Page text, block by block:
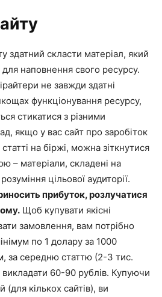
здатний скласти матеріал, який
наповнення свого ресурсу.
не завжди здатні
функціонування ресурсу,
стикатися з різними
якщо у вас сайт про заробіток
на біржі, можна зіткнутися
– матеріали, складені на
цільової аудиторії.
прибуток, розлучатися
Щоб купувати якісні
замовлення, вам потрібно
по 1 долару за 1000
за середню статтю (2-3 тис.
60-90 рублів. Купуючи
(для кількох сайтів), ви